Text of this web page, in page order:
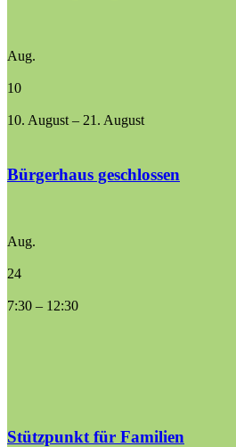
Aug.
10
10. August– 21. August
Bürgerhaus geschlossen
Aug.
24
7:30 – 12:30
Stützpunkt für Familien